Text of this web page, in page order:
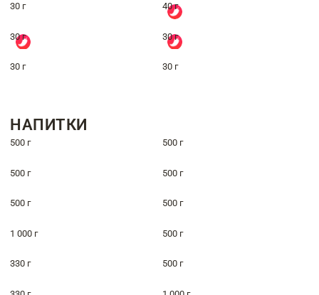
30 г 40 г
30 г 30 г
30 г 30 г
НАПИТКИ
500 г 500 г
500 г 500 г
500 г 500 г
1 000 г 500 г
330 г 500 г